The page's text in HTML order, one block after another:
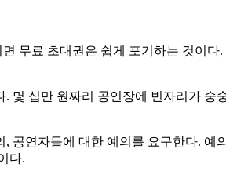
무료 초대권은 쉽게 포기하는 것이다
십만 원짜리 공연장에 빈자리가 숭
연자들에 대한 예의를 요구한다. 예
다.